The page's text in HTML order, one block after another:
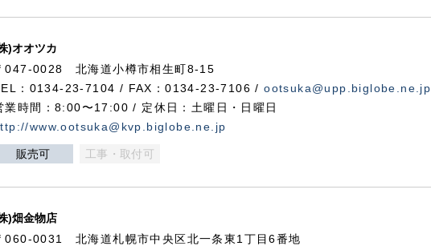
)オオツカ
047-0028 北海道小樽市相生町8-15
：0134-23-7104 / FAX：0134-23-7106 /ootsuka@upp.biglobe.ne.jp
業時間：8:00〜17:00 / 定休日：土曜日・日曜日
www.ootsuka@kvp.biglobe.ne.jp
販売可 工事・取付可
)畑金物店
060-0031 北海道札幌市中央区北一条東1丁目6番地